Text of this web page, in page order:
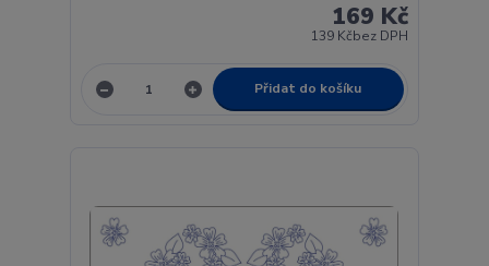
169 Kč
139 Kčbez DPH
Přidat do košíku